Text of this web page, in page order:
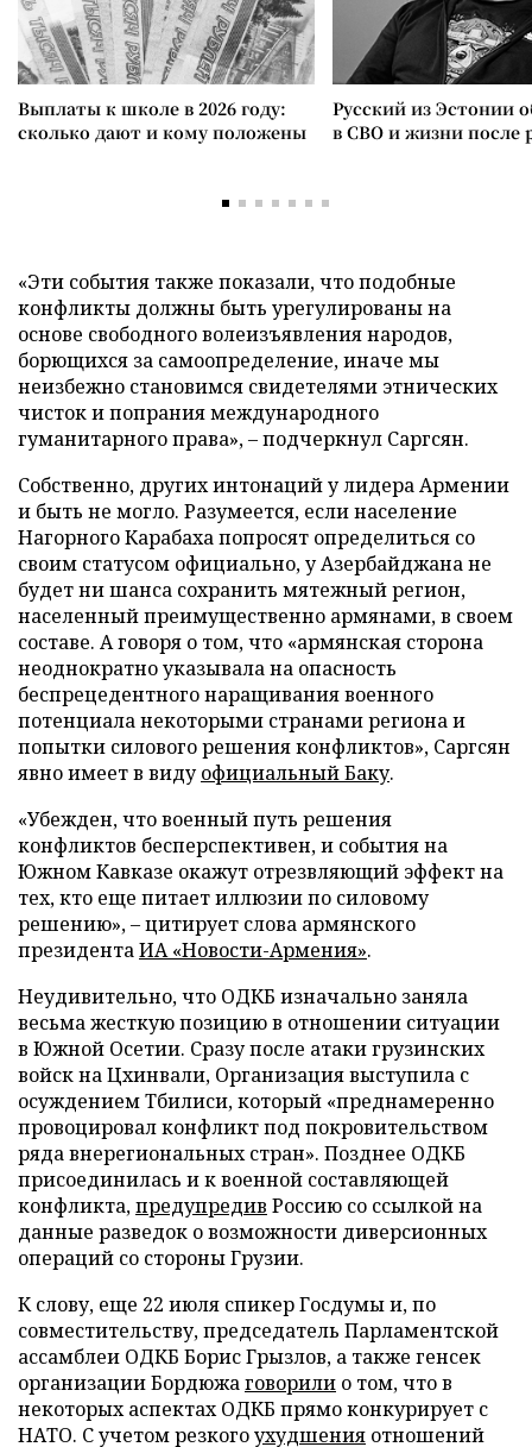
Выплаты к школе в 2026 году:
сколько дают и кому положены
Русский из Эстонии
в СВО и жизни после
«Эти события также показали, что подобные
конфликты должны быть урегулированы на
основе свободного волеизъявления народов,
борющихся за самоопределение, иначе мы
неизбежно становимся свидетелями этнических
чисток и попрания международного
гуманитарного права», – подчеркнул Саргсян.
Собственно, других интонаций у лидера Армении
и быть не могло. Разумеется, если население
Нагорного Карабаха попросят определиться со
своим статусом официально, у Азербайджана не
будет ни шанса сохранить мятежный регион,
населенный преимущественно армянами, в своем
составе. А говоря о том, что «армянская сторона
неоднократно указывала на опасность
беспрецедентного наращивания военного
потенциала некоторыми странами региона и
попытки силового решения конфликтов», Саргсян
явно имеет в видуофициальный Баку.
«Убежден, что военный путь решения
конфликтов бесперспективен, и события на
Южном Кавказе окажут отрезвляющий эффект на
тех, кто еще питает иллюзии по силовому
решению», – цитирует слова армянского
президентаИА «Новости-Армения».
Неудивительно, что ОДКБ изначально заняла
весьма жесткую позицию в отношении ситуации
в Южной Осетии. Сразу после атаки грузинских
войск на Цхинвали, Организация выступила с
осуждением Тбилиси, который «преднамеренно
провоцировал конфликт под покровительством
ряда внерегиональных стран». Позднее ОДКБ
присоединилась и к военной составляющей
конфликта,предупредив Россию со ссылкой на
данные разведок о возможности диверсионных
операций со стороны Грузии.
К слову, еще 22 июля спикер Госдумы и, по
совместительству, председатель Парламентской
ассамблеи ОДКБ Борис Грызлов, а также генсек
организации Бордюжаговорили о том, что в
некоторых аспектах ОДКБ прямо конкурирует с
НАТО. С учетом резкогоухудшения отношений